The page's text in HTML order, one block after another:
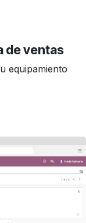
de ventas
equipamiento